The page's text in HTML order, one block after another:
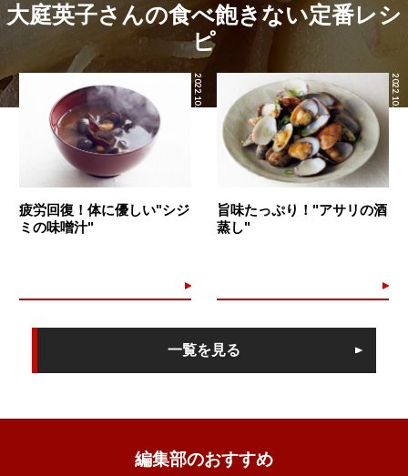
大庭英子さんの食べ飽きない定番レシ
ピ
2022.10.22
疲労回復！体に優しい"シジ
ミの味噌汁"
2022.10.21
旨味たっぷり！"アサリの酒
蒸し"
一覧を見る
編集部のおすすめ